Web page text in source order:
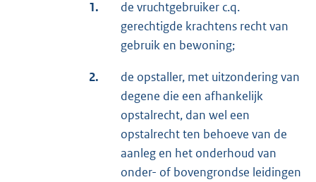
1.
de vruchtgebruiker c.q.
gerechtigde krachtens recht van
gebruik en bewoning;
2.
de opstaller, met uitzondering van
degene die een afhankelijk
opstalrecht, dan wel een
opstalrecht ten behoeve van de
aanleg en het onderhoud van
onder- of bovengrondse leidingen